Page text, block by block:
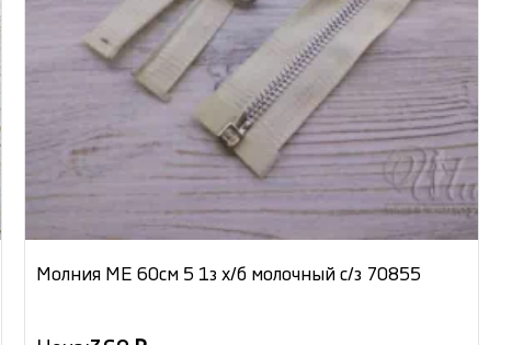
Молния МЕ 60см 5 1з х/б молочный с/з 70855